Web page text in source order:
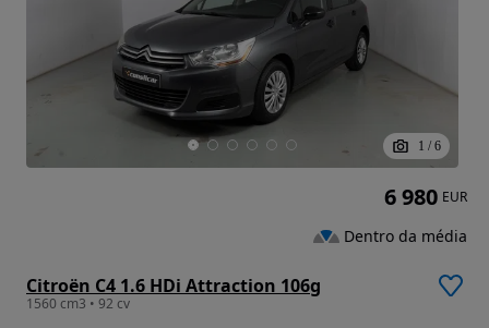
1 / 6
Citroën C4 1.6 HDi Attraction 106g
1560 cm3 • 92 cv
6 980 EUR
Dentro da média